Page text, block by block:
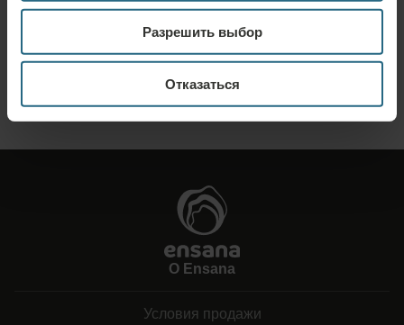
Разрешить выбор
Отказаться
наилучшее предложение. Мы будем рады предоставить вам
дополнительную информацию, которую вы не нашли на нашем сайте.
О Ensana
Условия продажи